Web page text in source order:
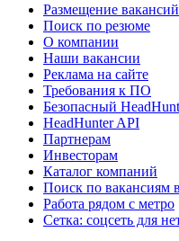
Размещение вакансий
Поиск по резюме
О компании
Наши вакансии
Реклама на сайте
Требования к ПО
Безопасный
HeadHunter API
Партнерам
Инвесторам
Каталог компаний
Поиск по вакансиям
Работа рядом с метро
Сетка: соцсеть для